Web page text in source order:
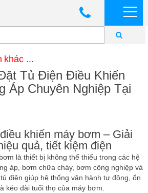
khác ...
Tủ Điện Điều Khiển
Áp Chuyên Nghiệp Tại
khiển máy bơm – Giải
quả, tiết kiệm điện
là thiết bị không thể thiếu trong các hệ
áp, bơm chữa cháy, bơm công nghiệp và
điện giúp hệ thống vận hành tự động, ổn
kéo dài tuổi thọ của máy bơm.